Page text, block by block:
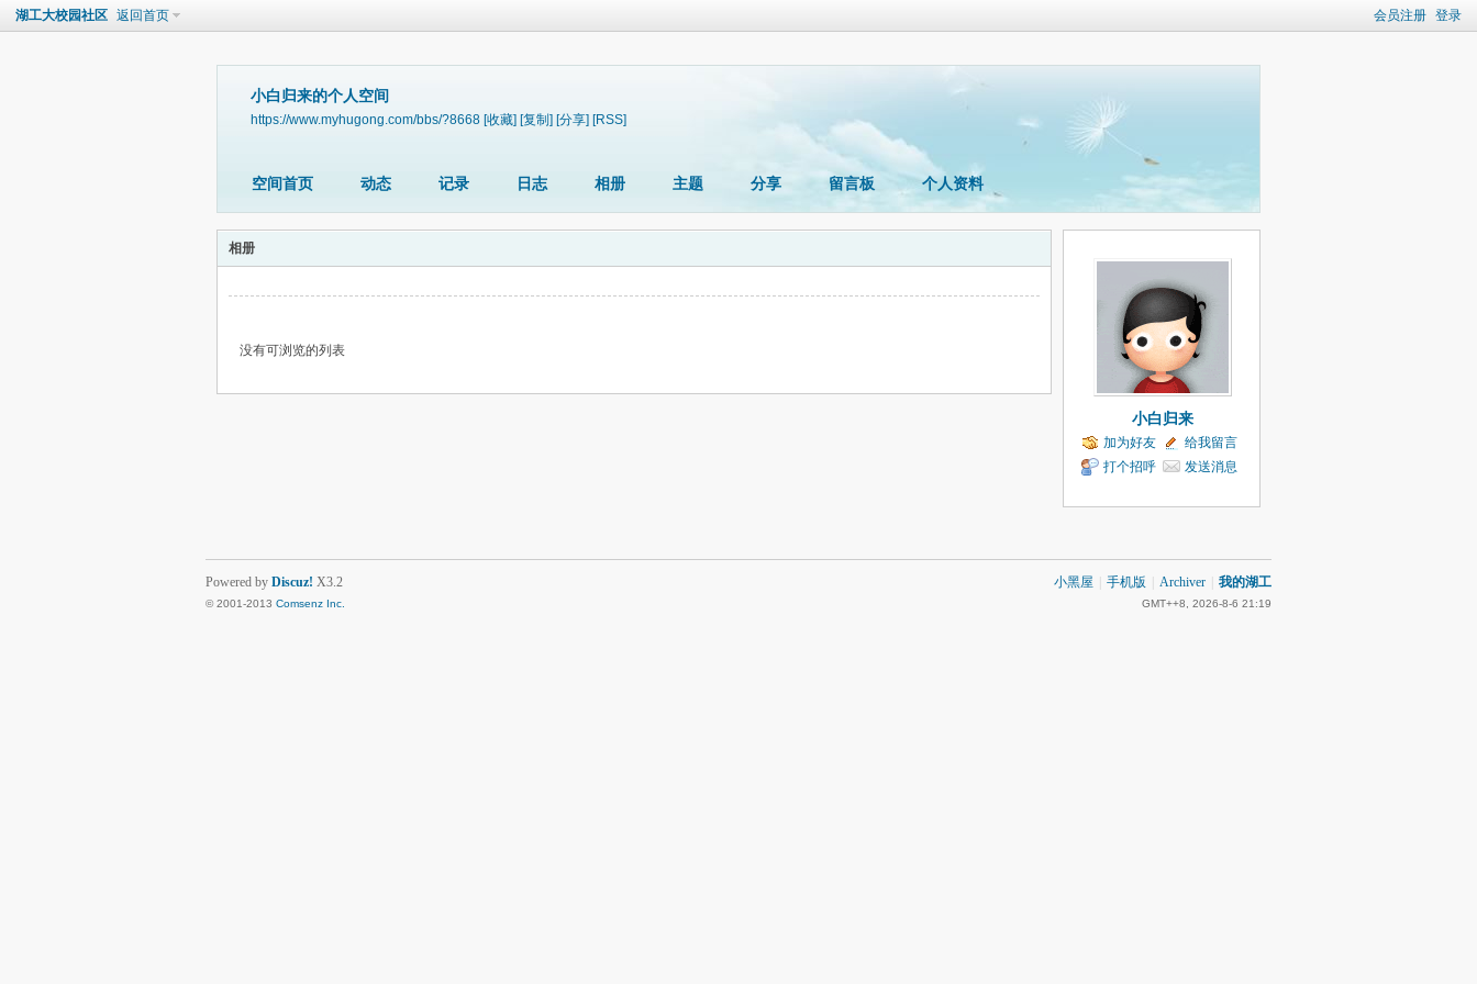
会员注册 登录
湖工大校园社区 返回首页
小白归来的个人空间
https://www.myhugong.com/bbs/?8668 [收藏] [复制] [分享] [RSS]
空间首页 动态 记录 日志 相册 主题 分享 留言板 个人资料
相册
没有可浏览的列表
小白归来
加为好友
给我留言
打个招呼
发送消息
小黑屋 手机版 Archiver 我的湖工
GMT++8, 2026-8-6 21:19
Powered by Discuz! X3.2
© 2001-2013 Comsenz Inc.